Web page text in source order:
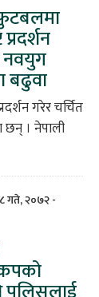
बढुवा
गरेर चर्चित
छन् । नेपाली
गते, २०७२ -